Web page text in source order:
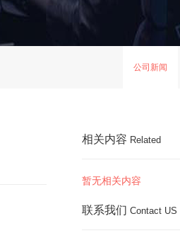
公司新闻
相关内容 Related
暂无相关内容
联系我们 Contact US